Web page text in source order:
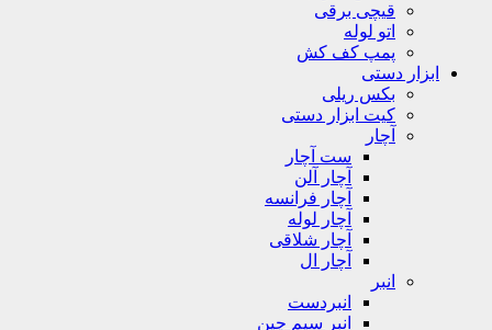
قیچی برقی
اتو لوله
پمپ کف کش
ابزار دستی
بکس ریلی
کیت ابزار دستی
آچار
ست آچار
آچار آلن
آچار فرانسه
آچار لوله
آچار شلاقی
آچار ال
انبر
انبردست
انبر سیم چین